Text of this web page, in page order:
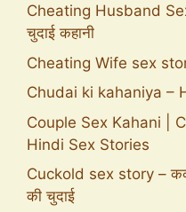
Cheating Husband
चुदाई कहानी
Cheating Wife sex story
Chudai ki kahaniya –
Couple Sex Kahani |
Hindi Sex Stories
Cuckold sex story –
की चुदाई